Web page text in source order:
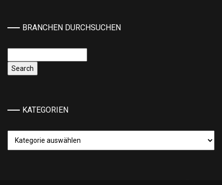
BRANCHEN DURCHSUCHEN
KATEGORIEN